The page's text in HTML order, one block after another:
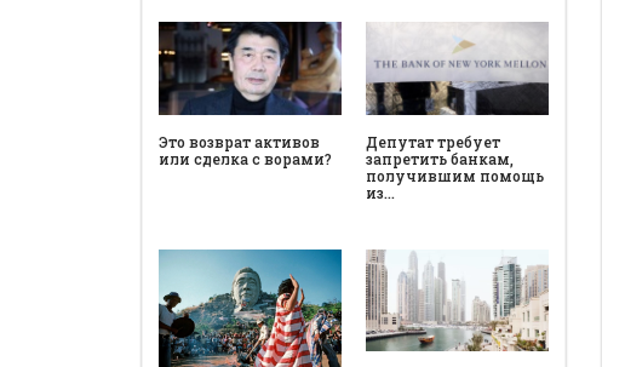
Это возврат активов
или сделка с ворами?
Депутат требует
запретить банкам,
получившим помощь
из…